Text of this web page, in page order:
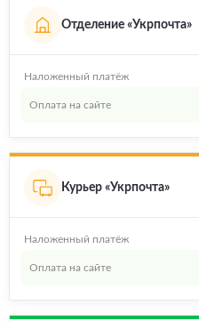
Отделение «Укрпочта»
Наложенный платёж
Оплата на сайте
Курьер «Укрпочта»
Наложенный платёж
Оплата на сайте